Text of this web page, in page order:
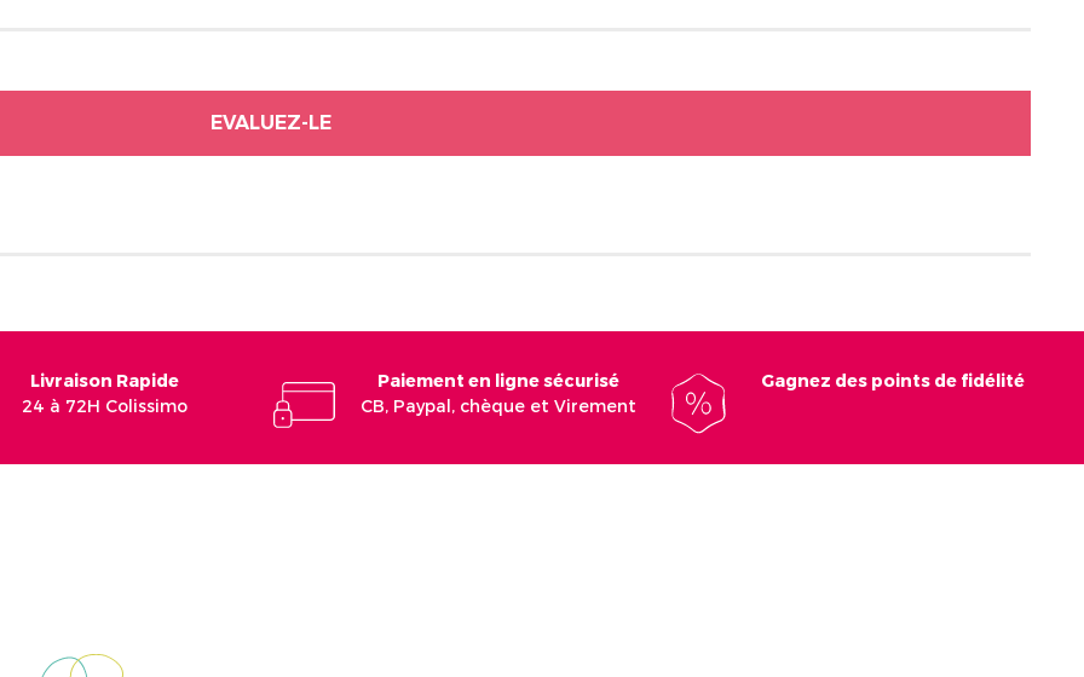
EVALUEZ-LE
Livraison Rapide
24 à 72H Colissimo
Paiement en ligne sécurisé
CB, Paypal, chèque et Virement
Gagnez des points de fidélité